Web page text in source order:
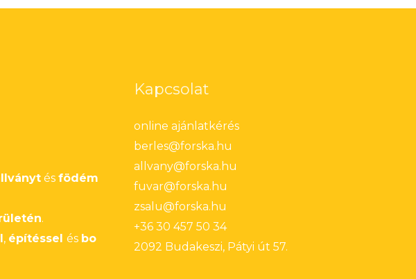
és födém
.
, építéssel és bo
Kapcsolat
online ajánlatkérés
berles@forska.hu
allvany@forska.hu
fuvar@forska.hu
zsalu@forska.hu
+36 30 457 50 34
2092 Budakeszi, Pátyi út 57.